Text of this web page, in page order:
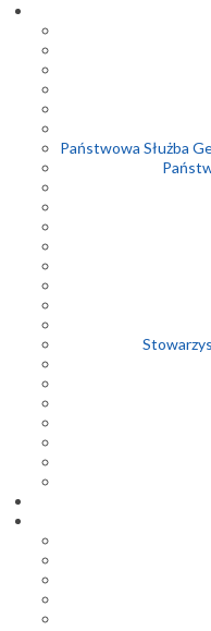
Państwowa Służba